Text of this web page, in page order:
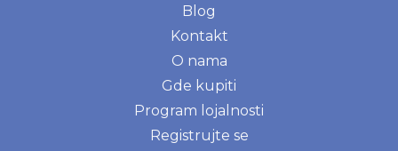
Blog
Kontakt
O nama
Gde kupiti
Program lojalnosti
Registrujte se